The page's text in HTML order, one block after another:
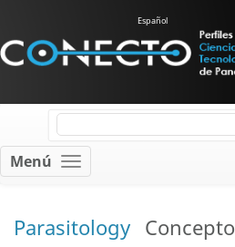
Español
Menú
Parasitology Concepto